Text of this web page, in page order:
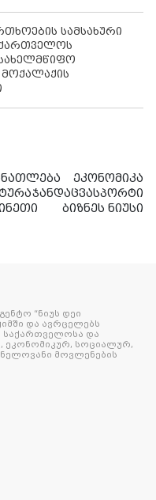
სამსახური
ეკონომიკა
ჯანდაცვასპორტი
ბიზნეს ნიუსი
“ნიუს დეი
და ავრცელებს
საქართველოსა და
ეკონომიკურ, სოციალურ,
მოვლენების